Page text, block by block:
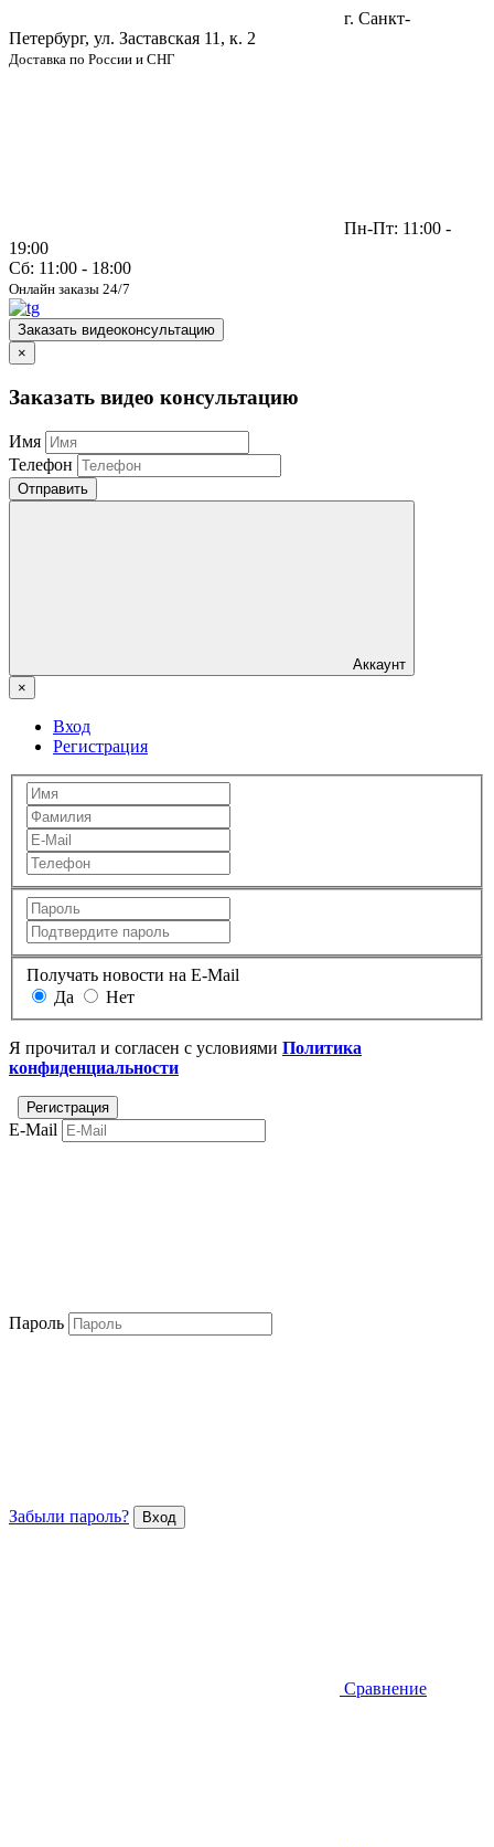
г. Санкт-
Петербург, ул. Заставская 11, к. 2
Доставка по России и СНГ
Пн-Пт: 11:00 -
19:00
Сб: 11:00 - 18:00
Онлайн заказы 24/7
Заказать видеоконсультацию
×
Заказать видео консультацию
Имя
Телефон
Отправить
Аккаунт
×
Вход
Регистрация
Получать новости на E-Mail
Да
Нет
Я прочитал и согласен с условиями Политика
конфиденциальности
E-Mail
Пароль
Забыли пароль?
Сравнение